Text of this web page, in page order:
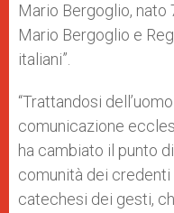
Mario Bergoglio, nato
Mario Bergoglio e
italiani”.
“Trattandosi
comunicazione
ha cambiato il punto
comunità dei credenti
catechesi dei gesti,